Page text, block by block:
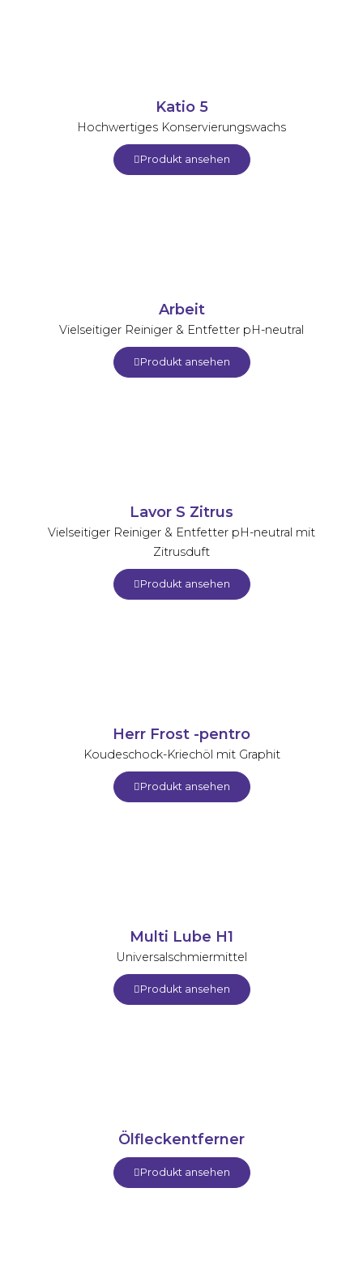
Katio 5
Hochwertiges Konservierungswachs
Produkt ansehen
Arbeit
Vielseitiger Reiniger & Entfetter pH-neutral
Produkt ansehen
Lavor S Zitrus
Vielseitiger Reiniger & Entfetter pH-neutral mit
Zitrusduft
Produkt ansehen
Herr Frost -pentro
Koudeschock-Kriechöl mit Graphit
Produkt ansehen
Multi Lube H1
Universalschmiermittel
Produkt ansehen
Ölfleckentferner
Produkt ansehen